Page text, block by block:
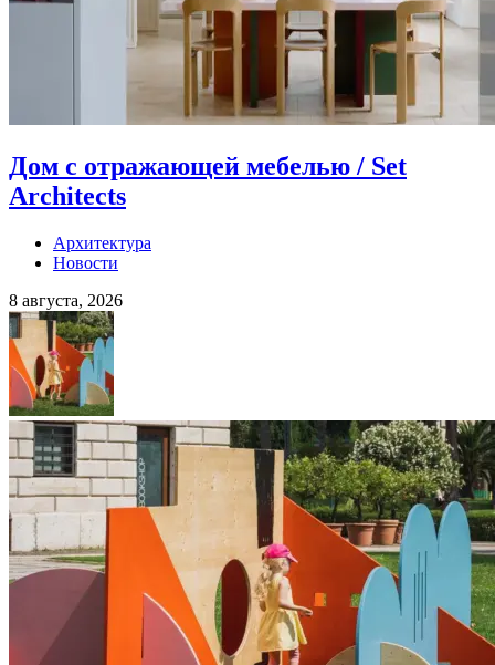
Дом с отражающей мебелью / Set
Architects
Архитектура
Новости
8 августа, 2026